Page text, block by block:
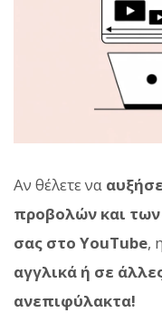
Αν θέλετε να
προβολών και
σας στο YouTube, η
αγγλικά ή σε
ανεπιφύλακτα!